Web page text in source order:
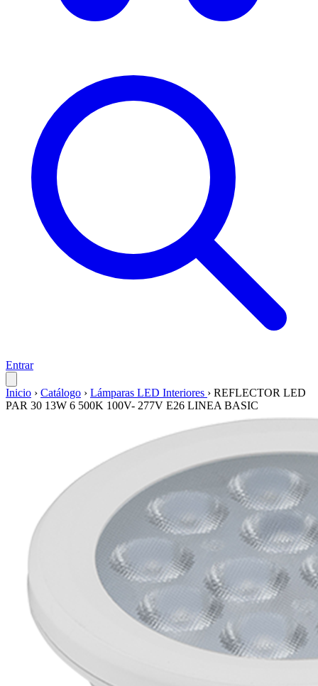
Entrar
Inicio › Catálogo › Lámparas LED Interiores › REFLECTOR LED
PAR 30 13W 6 500K 100V- 277V E26 LINEA BASIC